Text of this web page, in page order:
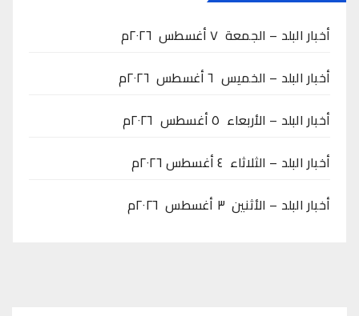
أخبار البلد – الجمعة ٧ أغسطس ٢٠٢٦م
أخبار البلد – الخميس ٦ أغسطس ٢٠٢٦م
أخبار البلد – الأربعاء ٥ أغسطس ٢٠٢٦م
أخبار البلد – الثلاثاء ٤ أغسطس ٢٠٢٦م
أخبار البلد – الأثنين ٣ أغسطس ٢٠٢٦م